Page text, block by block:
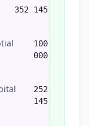
352 145
100
000
252
145